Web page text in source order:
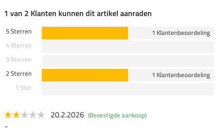
1 van 2 Klanten kunnen dit artikel aanraden
5 Sterren
1 Klantenbeoordeling
4 Sterren
3 Sterren
2 Sterren
1 Klantenbeoordeling
1 Ster
20.2.2026 (Bevestigde aankoop)
-